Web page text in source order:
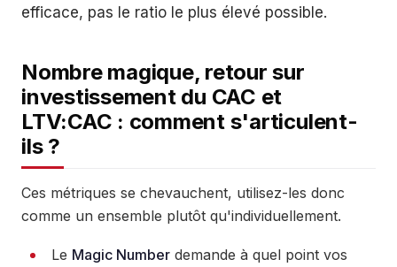
efficace, pas le ratio le plus élevé possible.
Nombre magique, retour sur
investissement du CAC et
LTV:CAC : comment s'articulent-
ils ?
Ces métriques se chevauchent, utilisez-les donc
comme un ensemble plutôt qu'individuellement.
Le Magic Number demande à quel point vos